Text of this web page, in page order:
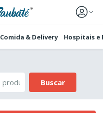
Comida & Delivery Hospitais e
Buscar